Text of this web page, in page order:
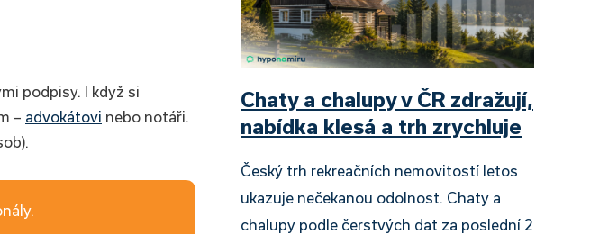
podpisy. I když si
– advokátovi nebo notáři.
Chaty a chalupy v ČR zdražují,
nabídka klesá a trh zrychluje
Český trh rekreačních nemovitostí letos
ukazuje nečekanou odolnost. Chaty a
chalupy podle čerstvých dat za poslední 2